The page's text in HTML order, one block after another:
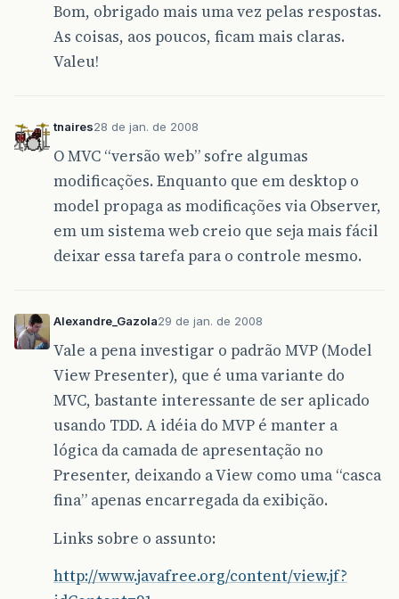
Bom, obrigado mais uma vez pelas respostas.
As coisas, aos poucos, ficam mais claras.
Valeu!
tnaires28 de jan. de 2008
O MVC “versão web” sofre algumas
modificações. Enquanto que em desktop o
model propaga as modificações via Observer,
em um sistema web creio que seja mais fácil
deixar essa tarefa para o controle mesmo.
Alexandre_Gazola29 de jan. de 2008
Vale a pena investigar o padrão MVP (Model
View Presenter), que é uma variante do
MVC, bastante interessante de ser aplicado
usando TDD. A idéia do MVP é manter a
lógica da camada de apresentação no
Presenter, deixando a View como uma “casca
fina” apenas encarregada da exibição.
Links sobre o assunto:
http://www.javafree.org/content/view.jf?